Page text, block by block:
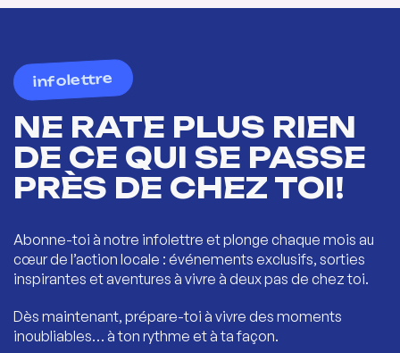
infolettre
NE RATE PLUS RIEN
DE CE QUI SE PASSE
PRÈS DE CHEZ TOI!
Abonne-toi à notre infolettre et plonge chaque mois au
cœur de l’action locale : événements exclusifs, sorties
inspirantes et aventures à vivre à deux pas de chez toi.
Dès maintenant, prépare-toi à vivre des moments
inoubliables… à ton rythme et à ta façon.